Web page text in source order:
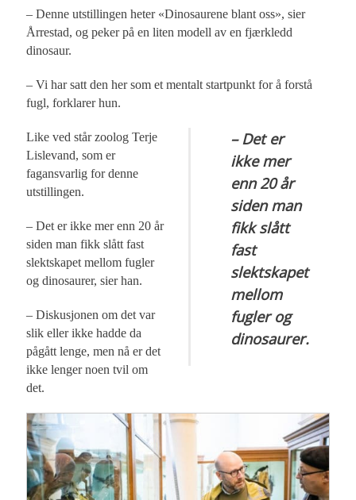
– Denne utstillingen heter «Dinosaurene blant oss», sier
Årrestad, og peker på en liten modell av en fjærkledd
dinosaur.
– Vi har satt den her som et mentalt startpunkt for å forstå
fugl, forklarer hun.
– Det er
ikke mer
enn 20 år
siden man
fikk slått
fast
slektskapet
mellom
fugler og
dinosaurer.
Like ved står zoolog Terje
Lislevand, som er
fagansvarlig for denne
utstillingen.
– Det er ikke mer enn 20 år
siden man fikk slått fast
slektskapet mellom fugler
og dinosaurer, sier han.
– Diskusjonen om det var
slik eller ikke hadde da
pågått lenge, men nå er det
ikke lenger noen tvil om
det.